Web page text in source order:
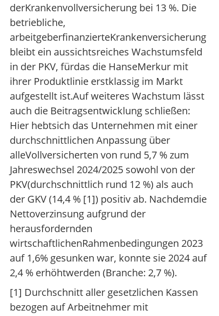
derKrankenvollversicherung bei 13 %. Die
betriebliche,
arbeitgeberfinanzierteKrankenversicherung
bleibt ein aussichtsreiches Wachstumsfeld
in der PKV, fürdas die HanseMerkur mit
ihrer Produktlinie erstklassig im Markt
aufgestellt ist.Auf weiteres Wachstum lässt
auch die Beitragsentwicklung schließen:
Hier hebtsich das Unternehmen mit einer
durchschnittlichen Anpassung über
alleVollversicherten von rund 5,7 % zum
Jahreswechsel 2024/2025 sowohl von der
PKV(durchschnittlich rund 12 %) als auch
der GKV (14,4 % [1]) positiv ab. Nachdemdie
Nettoverzinsung aufgrund der
herausfordernden
wirtschaftlichenRahmenbedingungen 2023
auf 1,6% gesunken war, konnte sie 2024 auf
2,4 % erhöhtwerden (Branche: 2,7 %).
[1] Durchschnitt aller gesetzlichen Kassen
bezogen auf Arbeitnehmer mit